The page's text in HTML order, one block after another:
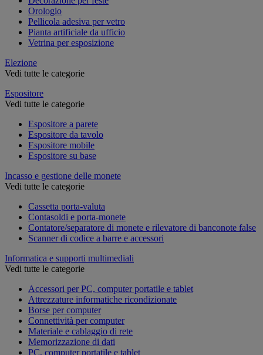
Orologio
Pellicola adesiva per vetro
Pianta artificiale da ufficio
Vetrina per esposizione
Elezione
Vedi tutte le categorie
Espositore
Vedi tutte le categorie
Espositore a parete
Espositore da tavolo
Espositore mobile
Espositore su base
Incasso e gestione delle monete
Vedi tutte le categorie
Cassetta porta-valuta
Contasoldi e porta-monete
Contatore/separatore di monete e rilevatore di banconote false
Scanner di codice a barre e accessori
Informatica e supporti multimediali
Vedi tutte le categorie
Accessori per PC, computer portatile e tablet
Attrezzature informatiche ricondizionate
Borse per computer
Connettività per computer
Materiale e cablaggio di rete
Memorizzazione di dati
PC, computer portatile e tablet